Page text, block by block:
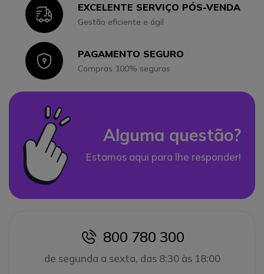
IconEXCELENTE SERVIÇO PÓS-VENDA
Gestão eficiente e ágil
IconPAGAMENTO SEGURO
Compras 100% seguras
Alguma questão?
Estamos aqui para lhe responder!
icon
800 780 300
de segunda a sexta, das 8:30 às 18:00